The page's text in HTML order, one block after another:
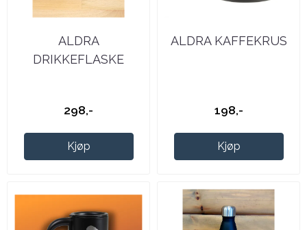
ALDRA
DRIKKEFLASKE
298,-
Kjøp
ALDRA KAFFEKRUS
198,-
Kjøp